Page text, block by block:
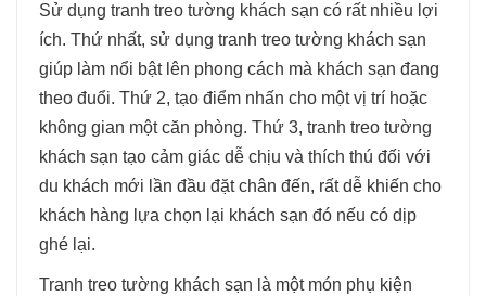
Sử dụng tranh treo tường khách sạn có rất nhiều lợi
ích. Thứ nhất, sử dụng tranh treo tường khách sạn
giúp làm nổi bật lên phong cách mà khách sạn đang
theo đuổi. Thứ 2, tạo điểm nhấn cho một vị trí hoặc
không gian một căn phòng. Thứ 3, tranh treo tường
khách sạn tạo cảm giác dễ chịu và thích thú đối với
du khách mới lần đầu đặt chân đến, rất dễ khiến cho
khách hàng lựa chọn lại khách sạn đó nếu có dịp
ghé lại.
Tranh treo tường khách sạn là một món phụ kiện